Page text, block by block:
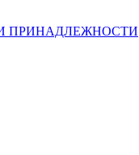
ПРИНАДЛЕЖНОСТИ